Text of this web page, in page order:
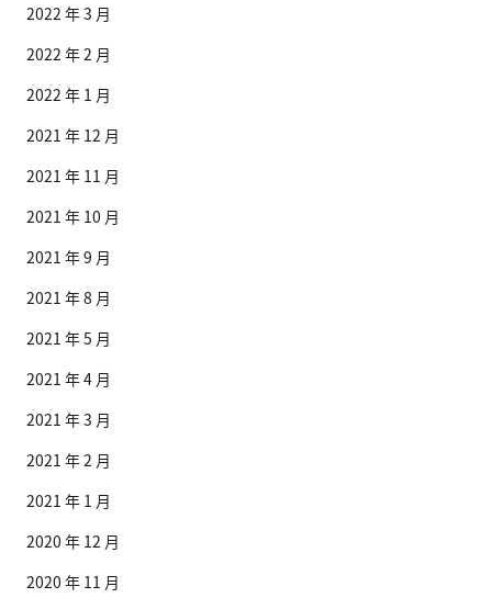
2022 年 3 月
2022 年 2 月
2022 年 1 月
2021 年 12 月
2021 年 11 月
2021 年 10 月
2021 年 9 月
2021 年 8 月
2021 年 5 月
2021 年 4 月
2021 年 3 月
2021 年 2 月
2021 年 1 月
2020 年 12 月
2020 年 11 月